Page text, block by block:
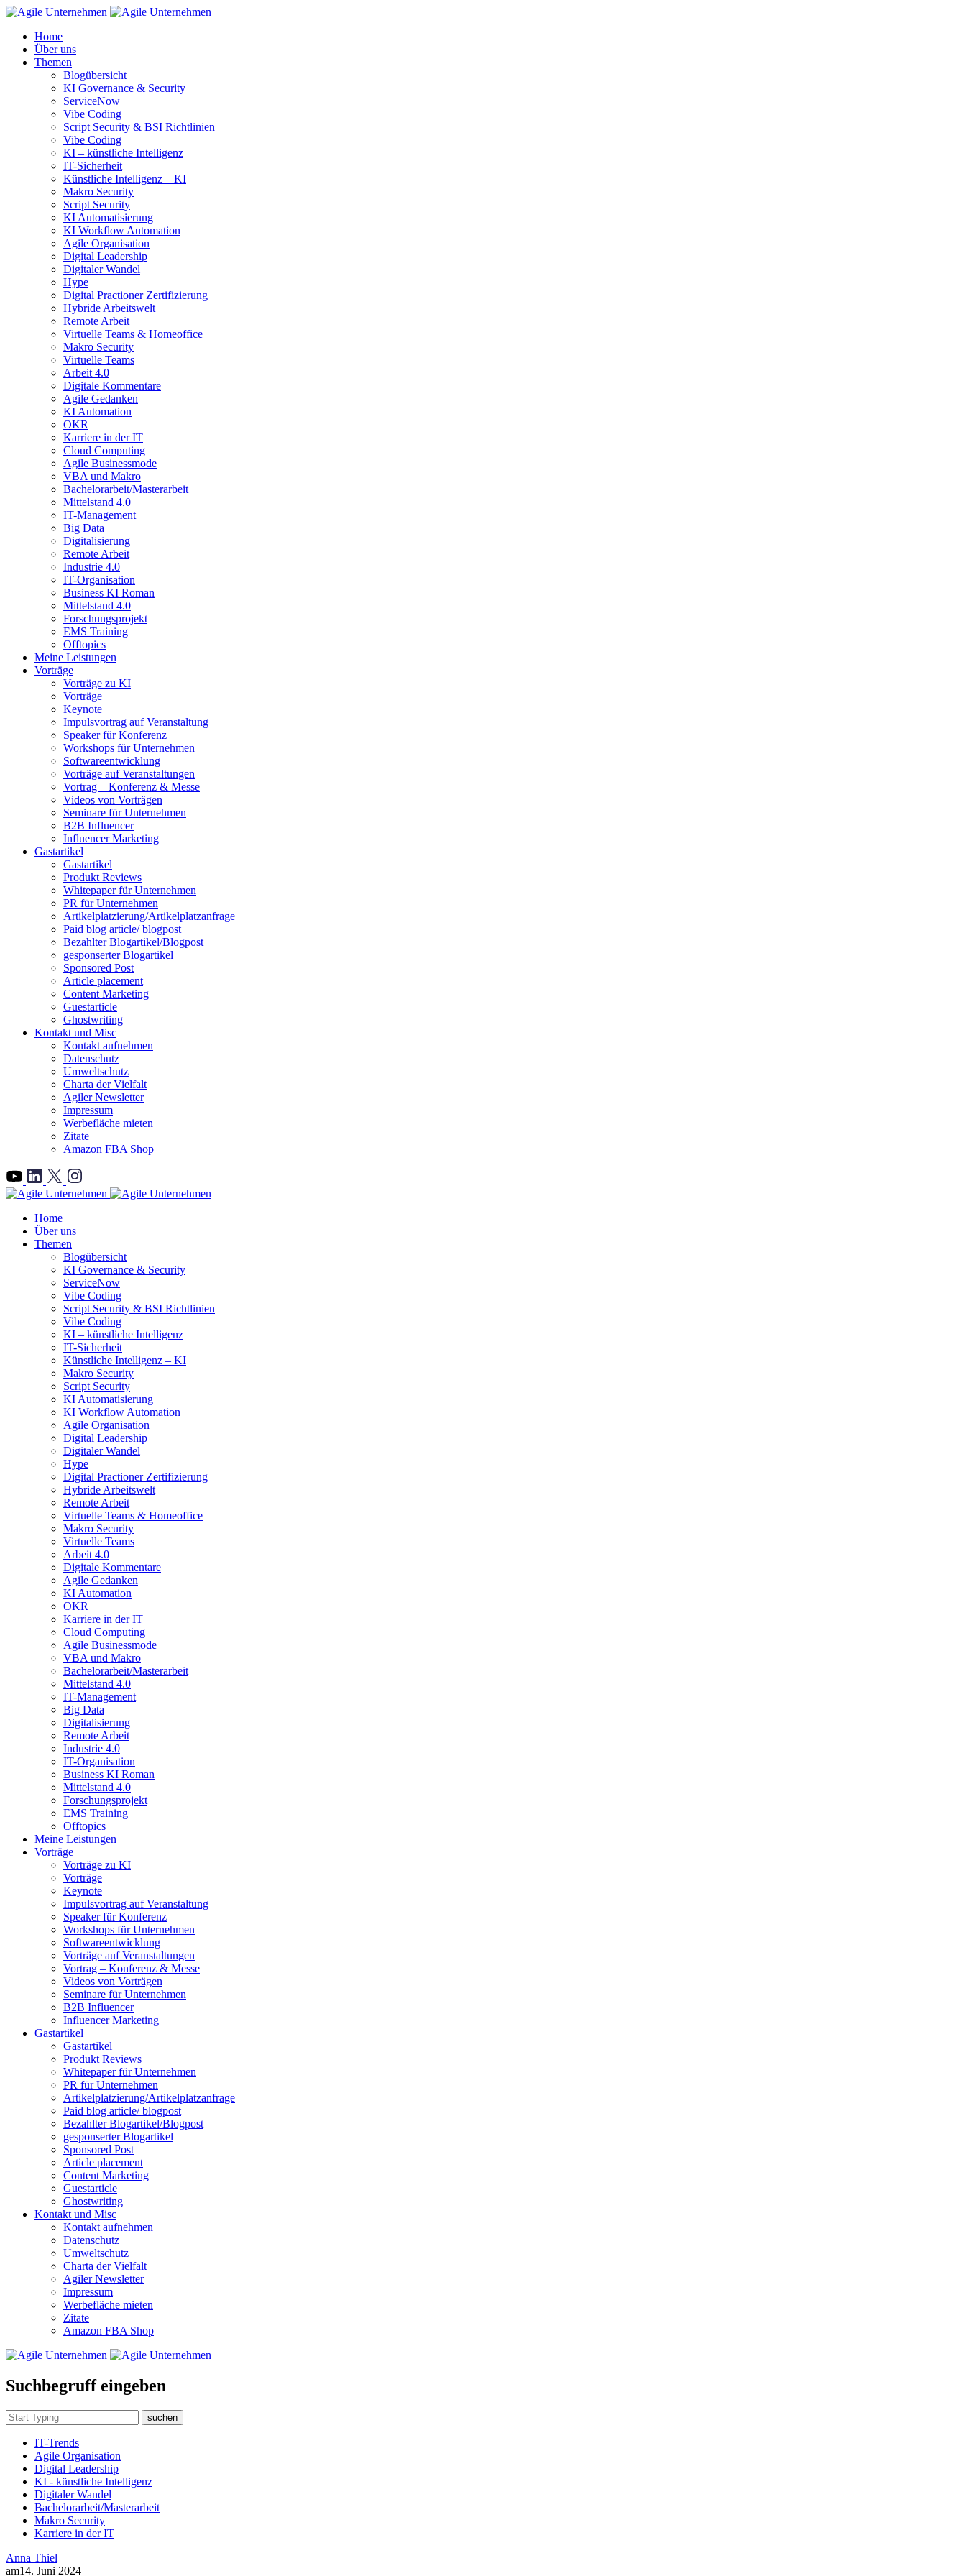
Home
Über uns
Themen
Blogübersicht
KI Governance & Security
ServiceNow
Vibe Coding
Script Security & BSI Richtlinien
Vibe Coding
KI – künstliche Intelligenz
IT-Sicherheit
Künstliche Intelligenz – KI
Makro Security
Script Security
KI Automatisierung
KI Workflow Automation
Agile Organisation
Digital Leadership
Digitaler Wandel
Hype
Digital Practioner Zertifizierung
Hybride Arbeitswelt
Remote Arbeit
Virtuelle Teams & Homeoffice
Makro Security
Virtuelle Teams
Arbeit 4.0
Digitale Kommentare
Agile Gedanken
KI Automation
OKR
Karriere in der IT
Cloud Computing
Agile Businessmode
VBA und Makro
Bachelorarbeit/Masterarbeit
Mittelstand 4.0
IT-Management
Big Data
Digitalisierung
Remote Arbeit
Industrie 4.0
IT-Organisation
Business KI Roman
Mittelstand 4.0
Forschungsprojekt
EMS Training
Offtopics
Meine Leistungen
Vorträge
Vorträge zu KI
Vorträge
Keynote
Impulsvortrag auf Veranstaltung
Speaker für Konferenz
Workshops für Unternehmen
Softwareentwicklung
Vorträge auf Veranstaltungen
Vortrag – Konferenz & Messe
Videos von Vorträgen
Seminare für Unternehmen
B2B Influencer
Influencer Marketing
Gastartikel
Gastartikel
Produkt Reviews
Whitepaper für Unternehmen
PR für Unternehmen
Artikelplatzierung/Artikelplatzanfrage
Paid blog article/ blogpost
Bezahlter Blogartikel/Blogpost
gesponserter Blogartikel
Sponsored Post
Article placement
Content Marketing
Guestarticle
Ghostwriting
Kontakt und Misc
Kontakt aufnehmen
Datenschutz
Umweltschutz
Charta der Vielfalt
Agiler Newsletter
Impressum
Werbefläche mieten
Zitate
Amazon FBA Shop
">
Home
Über uns
Themen
Blogübersicht
KI Governance & Security
ServiceNow
Vibe Coding
Script Security & BSI Richtlinien
Vibe Coding
KI – künstliche Intelligenz
IT-Sicherheit
Künstliche Intelligenz – KI
Makro Security
Script Security
KI Automatisierung
KI Workflow Automation
Agile Organisation
Digital Leadership
Digitaler Wandel
Hype
Digital Practioner Zertifizierung
Hybride Arbeitswelt
Remote Arbeit
Virtuelle Teams & Homeoffice
Makro Security
Virtuelle Teams
Arbeit 4.0
Digitale Kommentare
Agile Gedanken
KI Automation
OKR
Karriere in der IT
Cloud Computing
Agile Businessmode
VBA und Makro
Bachelorarbeit/Masterarbeit
Mittelstand 4.0
IT-Management
Big Data
Digitalisierung
Remote Arbeit
Industrie 4.0
IT-Organisation
Business KI Roman
Mittelstand 4.0
Forschungsprojekt
EMS Training
Offtopics
Meine Leistungen
Vorträge
Vorträge zu KI
Vorträge
Keynote
Impulsvortrag auf Veranstaltung
Speaker für Konferenz
Workshops für Unternehmen
Softwareentwicklung
Vorträge auf Veranstaltungen
Vortrag – Konferenz & Messe
Videos von Vorträgen
Seminare für Unternehmen
B2B Influencer
Influencer Marketing
Gastartikel
Gastartikel
Produkt Reviews
Whitepaper für Unternehmen
PR für Unternehmen
Artikelplatzierung/Artikelplatzanfrage
Paid blog article/ blogpost
Bezahlter Blogartikel/Blogpost
gesponserter Blogartikel
Sponsored Post
Article placement
Content Marketing
Guestarticle
Ghostwriting
Kontakt und Misc
Kontakt aufnehmen
Datenschutz
Umweltschutz
Charta der Vielfalt
Agiler Newsletter
Impressum
Werbefläche mieten
Zitate
Amazon FBA Shop
Suchbegruff eingeben
suchen
IT-Trends
Agile Organisation
Digital Leadership
KI - künstliche Intelligenz
Digitaler Wandel
Bachelorarbeit/Masterarbeit
Makro Security
Karriere in der IT
Anna Thiel
am14. Juni 2024